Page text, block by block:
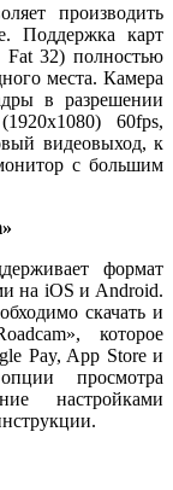
производить
Поддержка карт
32) полностью
места. Камера
в разрешении
60fps,
видеовыход, к
с большим
формат
на iOS и Android.
скачать и
которое
Pay, App Store и
просмотра
настройками